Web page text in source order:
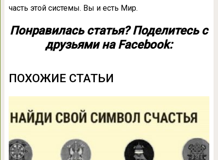
часть этой системы. Вы и есть Мир.
Понравилась статья? Поделитесь с
друзьями на Facebook:
ПОХОЖИЕ СТАТЬИ